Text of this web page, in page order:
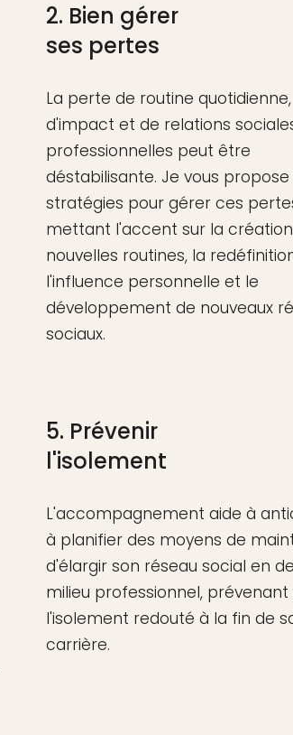
2. Bien gérer
ses pertes
La perte de routine quotidienne,
d'impact et de relations
professionnelles peut être
déstabilisante. Je vous propose
stratégies pour gérer ces
mettant l'accent sur la
nouvelles routines, la
l'influence personnelle et le
développement de nouveaux
sociaux.
5. Prévenir
l'isolement
L'accompagnement aide à
à planifier des moyens de
d'élargir son réseau social en
milieu professionnel, prévenant
l'isolement redouté à la fin de
carrière.